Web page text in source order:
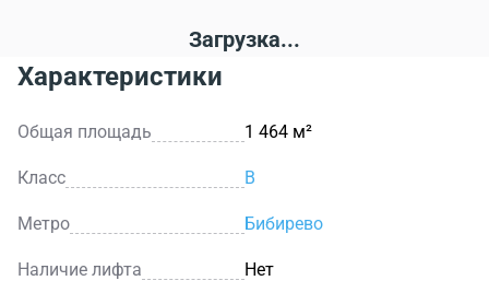
Загрузка...
Характеристики
Общая площадь 1 464 м²
Класс B
Метро Бибирево
Наличие лифта Нет